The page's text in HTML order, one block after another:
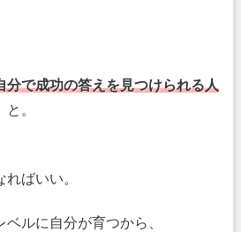
分で成功の答えを見つけられる人
、と。
ばいい。
ルに自分が育つから、